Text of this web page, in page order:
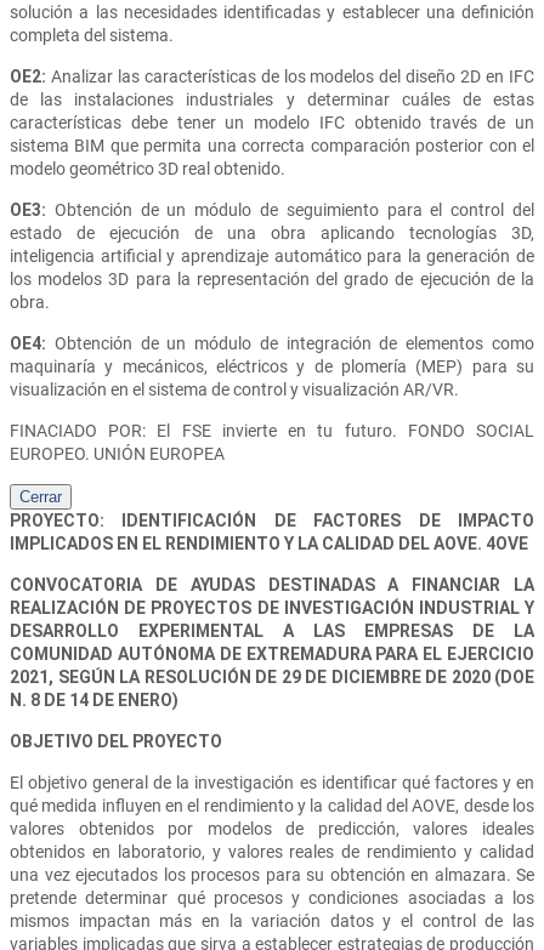
solución a las necesidades identificadas y establecer una definición
completa del sistema.
OE2: Analizar las características de los modelos del diseño 2D en IFC
de las instalaciones industriales y determinar cuáles de estas
características debe tener un modelo IFC obtenido través de un
sistema BIM que permita una correcta comparación posterior con el
modelo geométrico 3D real obtenido.
OE3: Obtención de un módulo de seguimiento para el control del
estado de ejecución de una obra aplicando tecnologías 3D,
inteligencia artificial y aprendizaje automático para la generación de
los modelos 3D para la representación del grado de ejecución de la
obra.
OE4: Obtención de un módulo de integración de elementos como
maquinaría y mecánicos, eléctricos y de plomería (MEP) para su
visualización en el sistema de control y visualización AR/VR.
FINACIADO POR: El FSE invierte en tu futuro. FONDO SOCIAL
EUROPEO. UNIÓN EUROPEA
Cerrar
PROYECTO: IDENTIFICACIÓN DE FACTORES DE IMPACTO
IMPLICADOS EN EL RENDIMIENTO Y LA CALIDAD DEL AOVE. 4OVE
CONVOCATORIA DE AYUDAS DESTINADAS A FINANCIAR LA
REALIZACIÓN DE PROYECTOS DE INVESTIGACIÓN INDUSTRIAL Y
DESARROLLO EXPERIMENTAL A LAS EMPRESAS DE LA
COMUNIDAD AUTÓNOMA DE EXTREMADURA PARA EL EJERCICIO
2021, SEGÚN LA RESOLUCIÓN DE 29 DE DICIEMBRE DE 2020 (DOE
N. 8 DE 14 DE ENERO)
OBJETIVO DEL PROYECTO
El objetivo general de la investigación es identificar qué factores y en
qué medida influyen en el rendimiento y la calidad del AOVE, desde los
valores obtenidos por modelos de predicción, valores ideales
obtenidos en laboratorio, y valores reales de rendimiento y calidad
una vez ejecutados los procesos para su obtención en almazara. Se
pretende determinar qué procesos y condiciones asociadas a los
mismos impactan más en la variación datos y el control de las
variables implicadas que sirva a establecer estrategias de producción